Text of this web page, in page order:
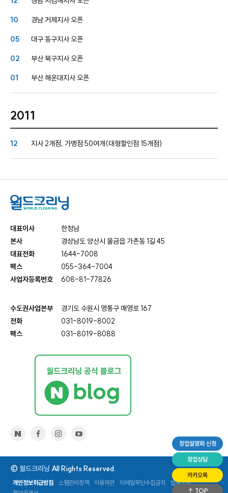
창업설명회 신청
창업상담
카카오톡
TOP
10 경남 거제지사 오픈
05 대구 동구지사 오픈
02 부산 북구지사 오픈
01 부산 해운대지사 오픈
2011
12 지사 2개점, 가맹점 50여개(대형할인점 15개점)
대표이사
한정남
본사
경상남도 양산시 물금읍 가촌동 1길 45
대표전화
1644-7008
팩스
055-364-7004
사업자등록번호
608-81-77826
수도권사업본부
경기도 수원시 영통구 매영로 167
전화
031-8019-8002
팩스
031-8019-8088
©월드크리닝 All Rights Reserved.
개인정보취급방침 스팸관리정책 이용약관 이메일무단수집금지
법적고지